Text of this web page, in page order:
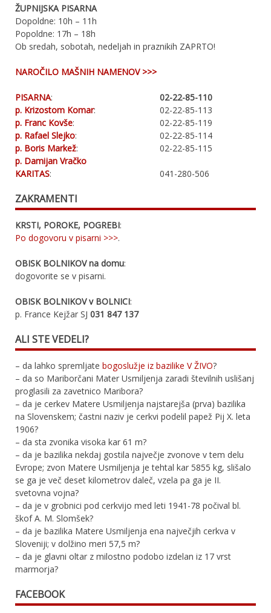
ŽUPNIJSKA PISARNA
Dopoldne: 10h – 11h
Popoldne: 17h – 18h
Ob sredah, sobotah, nedeljah in praznikih ZAPRTO!
NAROČILO MAŠNIH NAMENOV >>>
PISARNA:
02-22-85-110
p. Krizostom Komar:
02-22-85-113
p. Franc Kovše:
02-22-85-119
p. Rafael Slejko:
02-22-85-114
p. Boris Markež:
02-22-85-115
p. Damijan Vračko
KARITAS: 041-280-506
ZAKRAMENTI
KRSTI, POROKE, POGREBI:
Po dogovoru v pisarni >>>.
OBISK BOLNIKOV na domu:
dogovorite se v pisarni.
OBISK BOLNIKOV v BOLNICI:
p. France Kejžar SJ 031 847 137
ALI STE VEDELI?
– da lahko spremljate bogoslužje iz bazilike V ŽIVO?
– da so Mariborčani Mater Usmiljenja zaradi številnih uslišanj
proglasili za zavetnico Maribora?
– da je cerkev Matere Usmiljenja najstarejša (prva) bazilika
na Slovenskem; častni naziv je cerkvi podelil papež Pij X. leta
1906?
– da sta zvonika visoka kar 61 m?
– da je bazilika nekdaj gostila največje zvonove v tem delu
Evrope; zvon Matere Usmiljenja je tehtal kar 5855 kg, slišalo
se ga je več deset kilometrov daleč, vzela pa ga je II.
svetovna vojna?
– da je v grobnici pod cerkvijo med leti 1941-78 počival bl.
škof A. M. Slomšek?
– da je bazilika Matere Usmiljenja ena največjih cerkva v
Sloveniji; v dolžino meri 57,5 m?
– da je glavni oltar z milostno podobo izdelan iz 17 vrst
marmorja?
FACEBOOK